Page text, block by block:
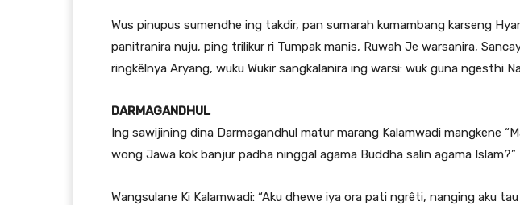
Wus pinupus sumendhe ing takdir, pan sumarah kumambang karseng
panitranira nuju, ping trilikur ri Tumpak manis, Ruwah Je warsanira,
ringkêlnya Aryang, wuku Wukir sangkalanira ing warsi: wuk guna ngesthi
DARMAGANDHUL
Ing sawijining dina Darmagandhul matur marang Kalamwadi mangkene
wong Jawa kok banjur padha ninggal agama Buddha salin agama Islam?”
Wangsulane Ki Kalamwadi: “Aku dhewe iya ora pati ngrêti, nanging aku